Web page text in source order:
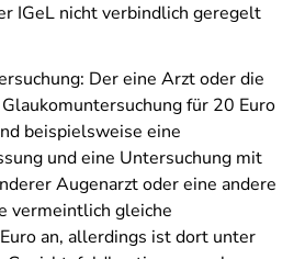
IGeL nicht verbindlich geregelt
Der eine Arzt oder die
für 20 Euro
beispielsweise eine
und eine Untersuchung mit
Augenarzt oder eine andere
vermeintlich gleiche
an, allerdings ist dort unter